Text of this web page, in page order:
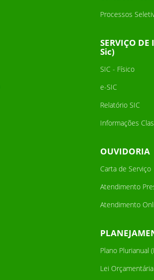
Processos
SERVIÇO
Sic)
SIC - Físico
e-SIC
Relatório SIC
Informações
OUVIDORIA
Carta de Serviço
Atendimento
Atendimento
Plano Plurianual
Lei